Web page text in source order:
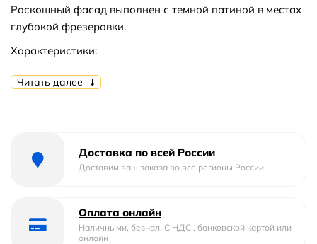
Роскошный фасад выполнен с темной патиной в местах
глубокой фрезеровки.
Характеристики:
Цвет: светлый орех с темной патиной
Читать далее
Доставка по всей России
Доставим ваш заказа во все регионы России
Оплата онлайн
Наличными, безнал. С НДС , банковской картой или
онлайн